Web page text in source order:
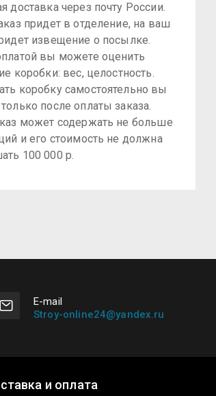
доставка через почту России.
придет в отделение, на ваш
извещение о посылке.
вы можете оценить
коробки: вес, целостность.
коробку самостоятельно вы
после оплаты заказа.
может содержать не больше
и его стоимость не должна
100 000 р.
Е-mail
Stroy-online24@yandex.ru
и оплата